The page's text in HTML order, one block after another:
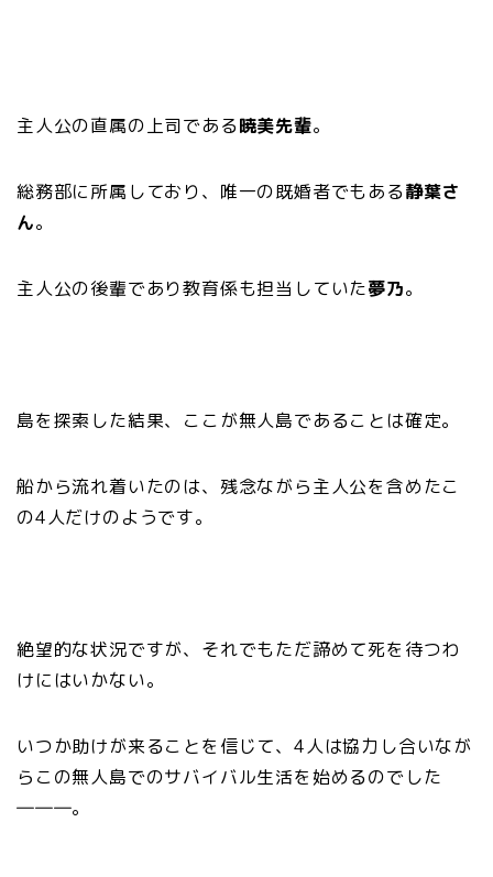
主人公の直属の上司である暁美先輩。
総務部に所属しており、唯一の既婚者でもある静葉さ
ん。
主人公の後輩であり教育係も担当していた夢乃。
島を探索した結果、ここが無人島であることは確定。
船から流れ着いたのは、残念ながら主人公を含めたこ
の4人だけのようです。
絶望的な状況ですが、それでもただ諦めて死を待つわ
けにはいかない。
いつか助けが来ることを信じて、4人は協力し合いなが
らこの無人島でのサバイバル生活を始めるのでした
―――。